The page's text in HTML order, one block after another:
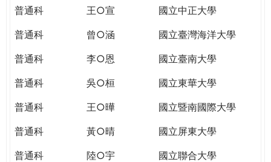
民。
TODAY
WORLD
TOMORROW
YOU
THE
PATH
普通科
王○宣
國立中正大學
普通科
曾○涵
國立臺灣海洋大學
普通科
李○恩
國立臺南大學
普通科
吳○桓
國立東華大學
普通科
王○曄
國立暨南國際大學
普通科
黃○晴
國立屏東大學
普通科
陸○宇
國立聯合大學